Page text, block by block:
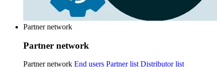
Partner network
Partner network
Partner network End users Partner list Distributor list